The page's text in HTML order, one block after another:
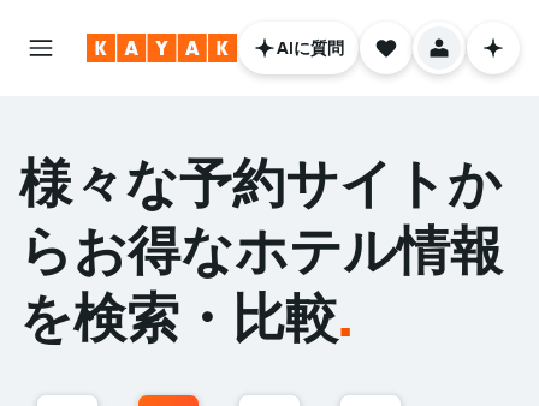
AIに質問
様々な予約サイトか
らお得なホテル情報
を検索・比較.